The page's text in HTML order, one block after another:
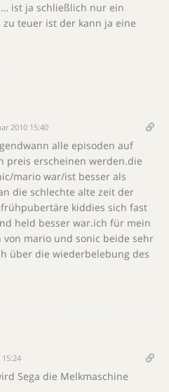
ist ja schließlich nur ein
zu teuer ist der kann ja eine
2010 15:40
alle episoden auf
preis erscheinen werden.die
mario war/ist besser als
die schlechte alte zeit der
kiddies sich fast
held besser war.ich für mein
mario und sonic beide sehr
über die wiederbelebung des
Sega die Melkmaschine